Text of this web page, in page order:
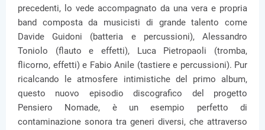
precedenti, lo vede accompagnato da una vera e propria
band composta da musicisti di grande talento come
Davide Guidoni (batteria e percussioni), Alessandro
Toniolo (flauto e effetti), Luca Pietropaoli (tromba,
flicorno, effetti) e Fabio Anile (tastiere e percussioni). Pur
ricalcando le atmosfere intimistiche del primo album,
questo nuovo episodio discografico del progetto
Pensiero Nomade, è un esempio perfetto di
contaminazione sonora tra generi diversi, che attraverso